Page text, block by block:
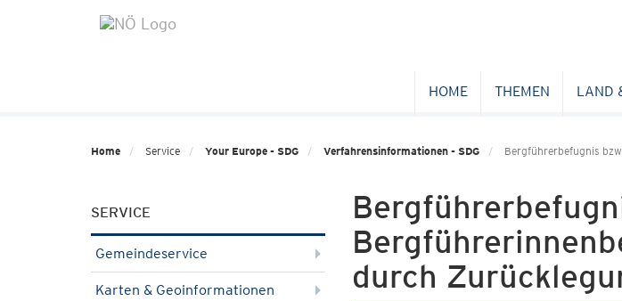
HOME THEMEN LAND
Home Service Your Europe - SDG Verfahrensinformationen - SDG Bergführerbefugnis
SERVICE
Gemeindeservice
Karten & Geoinformationen
durch